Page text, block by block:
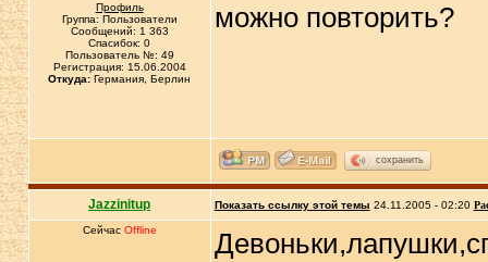
Профиль
Группа: Пользователи
Сообщений: 1 363
Спасибок: 0
Пользователь №: 49
Регистрация: 15.06.2004
Откуда: Германия, Берлин
можно повторить?
сохранить
Jazzinitup Показать ссылку этой темы 24.11.2005 - 02:20
Сейчас Offline